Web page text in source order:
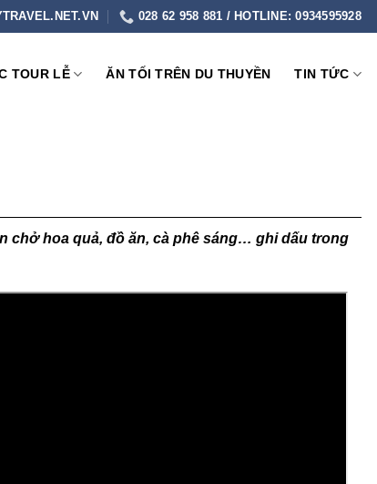
028 62 958 881 / HOTLINE: 0934595928
TOUR LỄ ĂN TỐI TRÊN DU THUYỀN TIN TỨC
chở hoa quả, đồ ăn, cà phê sáng… ghi dấu trong